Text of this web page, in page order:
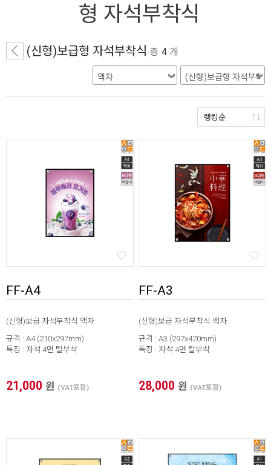
형 자석부착식
(신형)보급형 자석부착식 총 4 개
랭킹순
FF-A4
(신형)보급 자석부착식 액자
규격 : A4 (210x297mm)
특징 : 자석 4면 탈부착
21,000 원 (VAT포함)
FF-A3
(신형)보급 자석부착식 액자
규격 : A3 (297x420mm)
특징 : 자석 4면 탈부착
28,000 원 (VAT포함)